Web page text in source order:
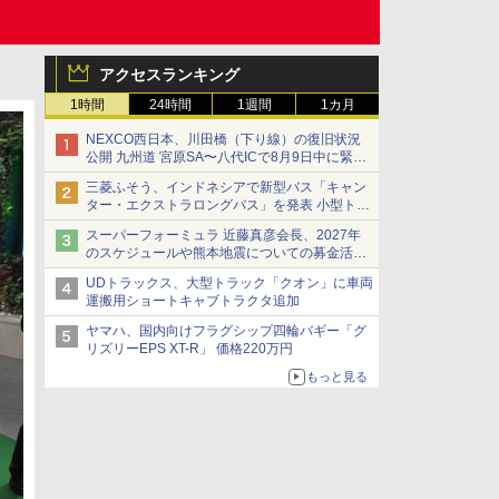
アクセスランキング
1時間 24時間 1週間 1カ月
NEXCO西日本、川田橋（下り線）の復旧状況
公開 九州道 宮原SA〜八代ICで8月9日中に緊急
車両を通行可能に
三菱ふそう、インドネシアで新型バス「キャン
ター・エクストラロングバス」を発表 小型トラ
ックベースの観光・旅客輸送向けバス
スーパーフォーミュラ 近藤真彦会長、2027年
のスケジュールや熊本地震についての募金活動
を紹介
UDトラックス、大型トラック「クオン」に車両
運搬用ショートキャブトラクタ追加
ヤマハ、国内向けフラグシップ四輪バギー「グ
リズリーEPS XT-R」 価格220万円
もっと見る